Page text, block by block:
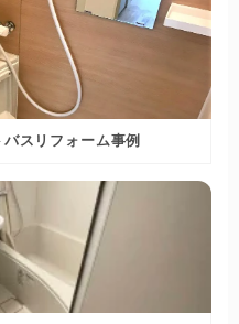
スリフォーム事例